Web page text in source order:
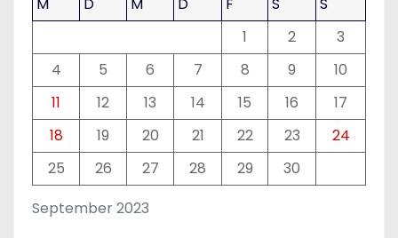
September 2023
1
2
3
4
5 6 7 8 9
10
11
12 13 14 15 16
17
18
19 20 21 22 23
24
25
26 27 28 29 30